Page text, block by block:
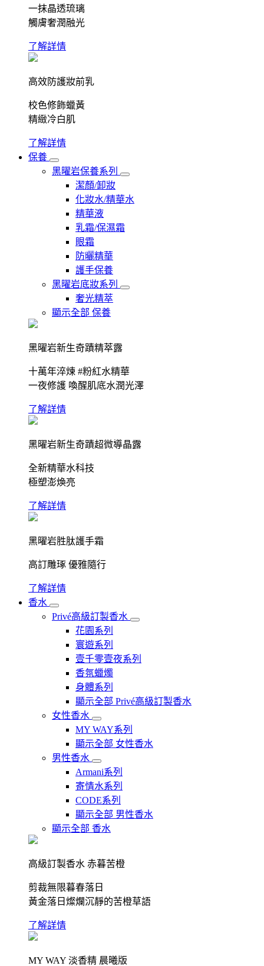
一抹晶透琉璃
觸膚奢潤融光
了解詳情
高效防護妝前乳
校色修飾蠟黃
精緻冷白肌
了解詳情
保養
黑曜岩保養系列
潔顏/卸妝
化妝水/精華水
精華液
乳霜/保濕霜
眼霜
防曬精華
護手保養
黑曜岩底妝系列
奢光精萃
顯示全部 保養
黑曜岩新生奇蹟精萃露
十萬年淬煉 #粉紅水精華
一夜修護 喚醒肌底水潤光澤
了解詳情
黑曜岩新生奇蹟超微導晶露
全新精華水科技
極塑澎煥亮
了解詳情
黑曜岩胜肽護手霜
高訂雕琢 優雅隨行
了解詳情
香水
Privé高級訂製香水
花園系列
寰遊系列
壹千零壹夜系列
香氛蠟燭
身體系列
顯示全部 Privé高級訂製香水
女性香水
MY WAY系列
顯示全部 女性香水
男性香水
Armani系列
寄情水系列
CODE系列
顯示全部 男性香水
顯示全部 香水
高級訂製香水 赤暮苦橙
剪裁無限暮春落日
黃金落日燦爛沉靜的苦橙草語
了解詳情
MY WAY 淡香精 晨曦版